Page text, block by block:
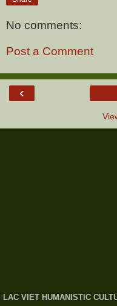
No comments:
Post a Comment
‹
LAC VIET HUMANISTIC